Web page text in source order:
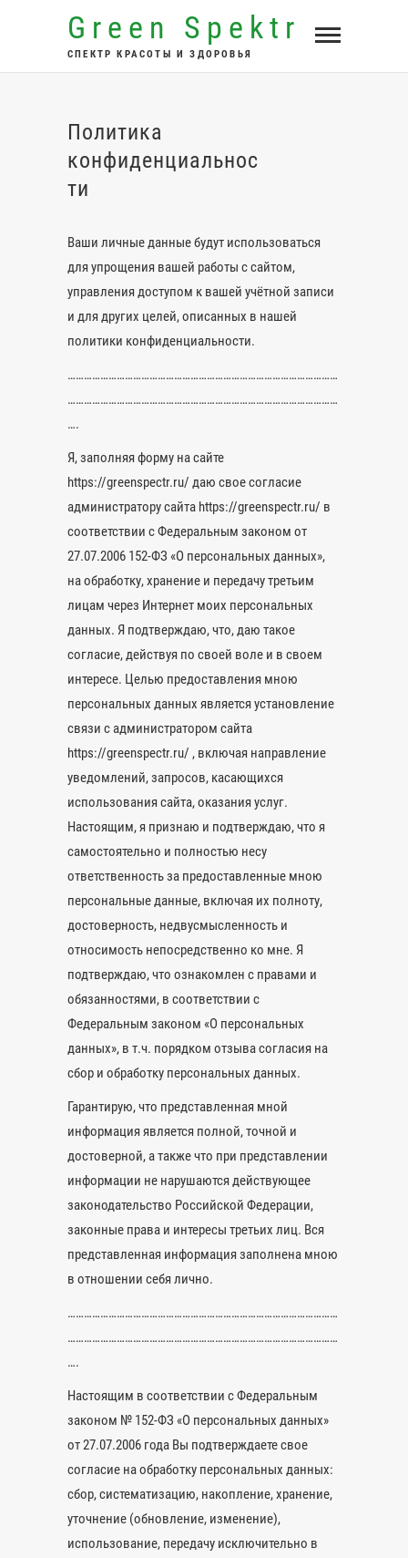
содержимому
Green Spektr
СПЕКТР КРАСОТЫ И ЗДОРОВЬЯ
Политика
конфиденциальнос
ти
Ваши личные данные будут использоваться
для упрощения вашей работы с сайтом,
управления доступом к вашей учётной записи
и для других целей, описанных в нашей
политики конфиденциальности.
………………………………………………………………………………………
………………………………………………………………………………………
….
Я, заполняя форму на сайте
https://greenspectr.ru/ даю свое согласие
администратору сайта https://greenspectr.ru/ в
соответствии с Федеральным законом от
27.07.2006 152-ФЗ «О персональных данных»,
на обработку, хранение и передачу третьим
лицам через Интернет моих персональных
данных. Я подтверждаю, что, даю такое
согласие, действуя по своей воле и в своем
интересе. Целью предоставления мною
персональных данных является установление
связи с администратором сайта
https://greenspectr.ru/ , включая направление
уведомлений, запросов, касающихся
использования сайта, оказания услуг.
Настоящим, я признаю и подтверждаю, что я
самостоятельно и полностью несу
ответственность за предоставленные мною
персональные данные, включая их полноту,
достоверность, недвусмысленность и
относимость непосредственно ко мне. Я
подтверждаю, что ознакомлен с правами и
обязанностями, в соответствии с
Федеральным законом «О персональных
данных», в т.ч. порядком отзыва согласия на
сбор и обработку персональных данных.
Гарантирую, что представленная мной
информация является полной, точной и
достоверной, а также что при представлении
информации не нарушаются действующее
законодательство Российской Федерации,
законные права и интересы третьих лиц. Вся
представленная информация заполнена мною
в отношении себя лично.
………………………………………………………………………………………
………………………………………………………………………………………
….
Настоящим в соответствии с Федеральным
законом № 152-ФЗ «О персональных данных»
от 27.07.2006 года Вы подтверждаете свое
согласие на обработку персональных данных:
сбор, систематизацию, накопление, хранение,
уточнение (обновление, изменение),
использование, передачу исключительно в